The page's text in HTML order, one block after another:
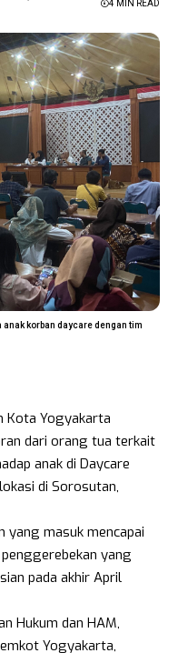
4 MIN READ
korban daycare dengan tim
Kota Yogyakarta
dari orang tua terkait
anak di Daycare
di Sorosutan,
yang masuk mencapai
yang
pada akhir April
Hukum dan HAM,
Yogyakarta,